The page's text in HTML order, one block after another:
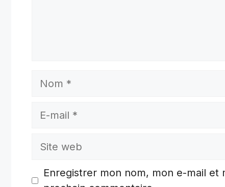
Nom
E-
Site
Enregistrer mon nom, mon e-mail